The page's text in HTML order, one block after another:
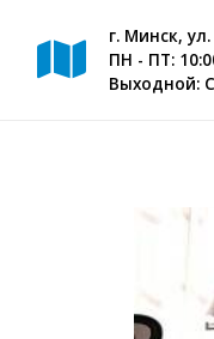
г. Минск,
ПН - ПТ:
Выходной: